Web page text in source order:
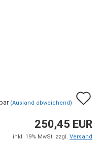
(Ausland abweichend)
250,45 EUR
inkl. 19% MwSt. zzgl. Versand